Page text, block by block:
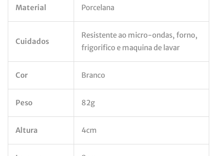
Material Porcelana
Cuidados
Resistente ao micro-ondas, forno,
frigorifico e maquina de lavar
Cor Branco
Peso 82g
Altura 4cm